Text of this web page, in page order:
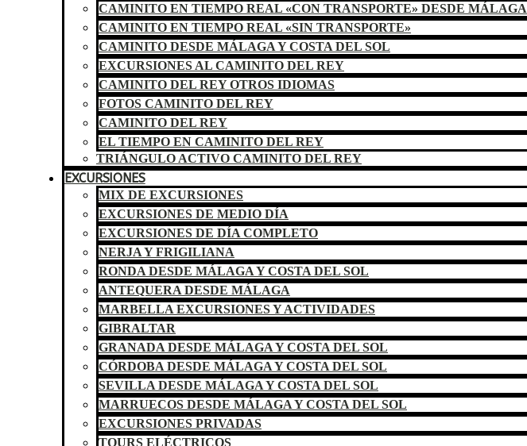
CAMINITO EN TIEMPO REAL «CON TRANSPORTE» DESDE MÁLAGA
CAMINITO EN TIEMPO REAL «SIN TRANSPORTE»
CAMINITO DESDE MÁLAGA Y COSTA DEL SOL
EXCURSIONES AL CAMINITO DEL REY
CAMINITO DEL REY OTROS IDIOMAS
FOTOS CAMINITO DEL REY
CAMINITO DEL REY
EL TIEMPO EN CAMINITO DEL REY
TRIÁNGULO ACTIVO CAMINITO DEL REY
EXCURSIONES
MIX DE EXCURSIONES
EXCURSIONES DE MEDIO DÍA
EXCURSIONES DE DÍA COMPLETO
NERJA Y FRIGILIANA
RONDA DESDE MÁLAGA Y COSTA DEL SOL
ANTEQUERA DESDE MÁLAGA
MARBELLA EXCURSIONES Y ACTIVIDADES
GIBRALTAR
GRANADA DESDE MÁLAGA Y COSTA DEL SOL
CÓRDOBA DESDE MÁLAGA Y COSTA DEL SOL
SEVILLA DESDE MÁLAGA Y COSTA DEL SOL
MARRUECOS DESDE MÁLAGA Y COSTA DEL SOL
EXCURSIONES PRIVADAS
TOURS ELÉCTRICOS